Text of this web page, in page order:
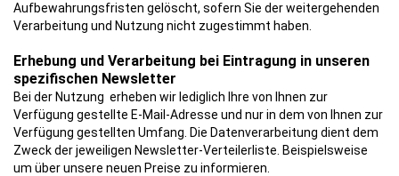
Aufbewahrungsfristen gelöscht, sofern Sie der weitergehenden
Verarbeitung und Nutzung nicht zugestimmt haben.
Erhebung und Verarbeitung bei Eintragung in unseren
spezifischen Newsletter
Bei der Nutzung erheben wir lediglich Ihre von Ihnen zur
Verfügung gestellte E-Mail-Adresse und nur in dem von Ihnen zur
Verfügung gestellten Umfang. Die Datenverarbeitung dient dem
Zweck der jeweiligen Newsletter-Verteilerliste. Beispielsweise
um über unsere neuen Preise zu informieren.